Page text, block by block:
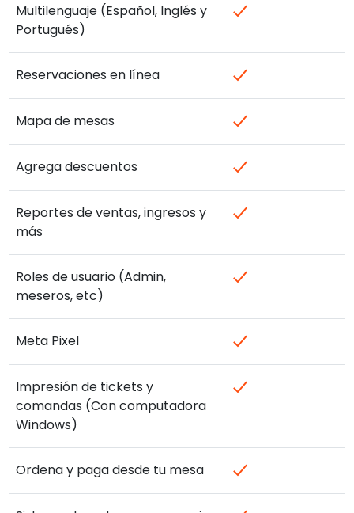
Multilenguaje (Español, Inglés y
Portugués)
Reservaciones en línea
Mapa de mesas
Agrega descuentos
Reportes de ventas, ingresos y
más
Roles de usuario (Admin,
meseros, etc)
Meta Pixel
Impresión de tickets y
comandas (Con computadora
Windows)
Ordena y paga desde tu mesa